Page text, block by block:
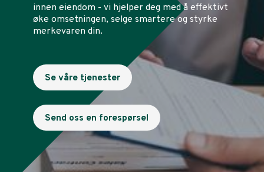
innen eiendom - vi hjelper deg med å effektivt
øke omsetningen, selge smartere og styrke
merkevaren din.
Se våre tjenester
Send oss en forespørsel